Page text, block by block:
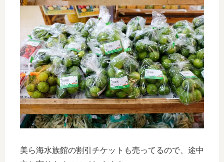
美ら海水族館の割引チケットも売ってるので、途中